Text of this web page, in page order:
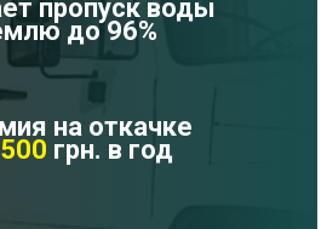
пропуск воды
до 96%
на откачке
грн. в год